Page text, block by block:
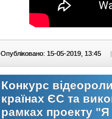
Опубліковано: 15-05-2019, 13:45 |
Конкурс
країнах ЄС та
рамках проекту